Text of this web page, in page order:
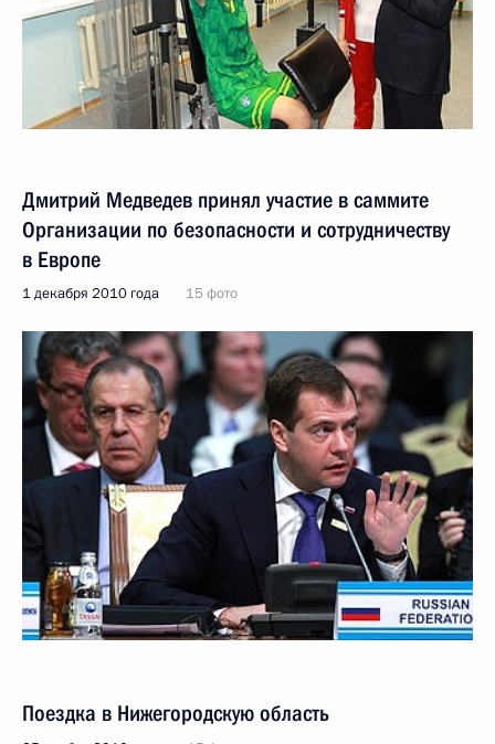
Дмитрий Медведев принял участие в саммите
Организации по безопасности и сотрудничеству
в Европе
1 декабря 2010 года 15 фото
Поездка в Нижегородскую область